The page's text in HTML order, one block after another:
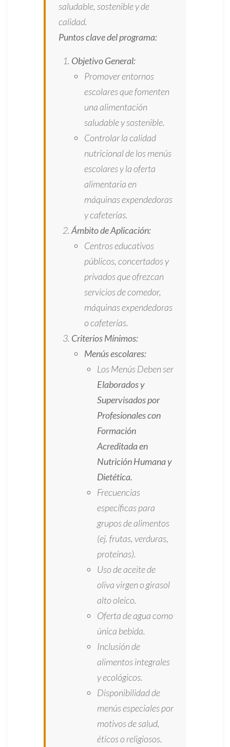
saludable, sostenible y de
calidad.
Puntos clave del programa:
Objetivo General:
Promover entornos
escolares que fomenten
una alimentación
saludable y sostenible.
Controlar la calidad
nutricional de los menús
escolares y la oferta
alimentaria en
máquinas expendedoras
y cafeterías.
Ámbito de Aplicación:
Centros educativos
públicos, concertados y
privados que ofrezcan
servicios de comedor,
máquinas expendedoras
o cafeterías.
Criterios Mínimos:
Menús escolares:
Los Menús Deben ser
Elaborados y
Supervisados por
Profesionales con
Formación
Acreditada en
Nutrición Humana y
Dietética.
Frecuencias
específicas para
grupos de alimentos
(ej. frutas, verduras,
proteínas).
Uso de aceite de
oliva virgen o girasol
alto oleico.
Oferta de agua como
única bebida.
Inclusión de
alimentos integrales
y ecológicos.
Disponibilidad de
menús especiales por
motivos de salud,
éticos o religiosos.